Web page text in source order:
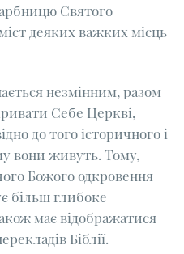
Святого
деяких важких місць
незмінним, разом
Себе Церкві,
до того історичного і
вони живуть. Тому,
Божого одкровення
більш глибоке
має відображатися
Біблії.